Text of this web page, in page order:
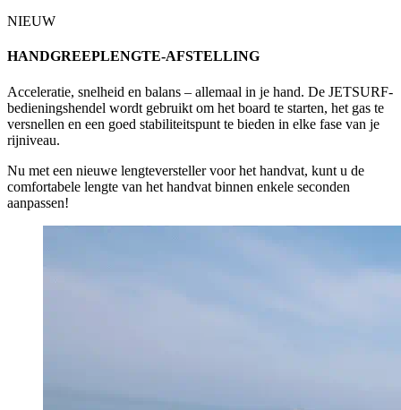
NIEUW
HANDGREEPLENGTE-AFSTELLING
Acceleratie, snelheid en balans – allemaal in je hand. De JETSURF-
bedieningshendel wordt gebruikt om het board te starten, het gas te
versnellen en een goed stabiliteitspunt te bieden in elke fase van je
rijniveau.
Nu met een nieuwe lengteversteller voor het handvat, kunt u de
comfortabele lengte van het handvat binnen enkele seconden
aanpassen!